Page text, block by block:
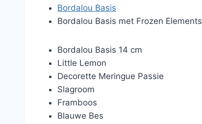
Bordalou Basis
Bordalou Basis met Frozen Elements
Bordalou Basis 14 cm
Little Lemon
Decorette Meringue Passie
Slagroom
Framboos
Blauwe Bes